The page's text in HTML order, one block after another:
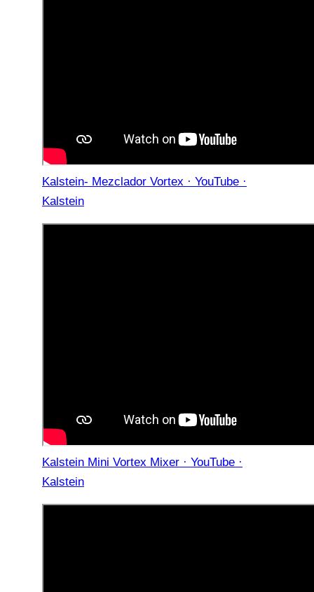
Kalstein- Mezclador Vortex · YouTube ·
Kalstein
Kalstein Mini Vortex Mixer · YouTube ·
Kalstein